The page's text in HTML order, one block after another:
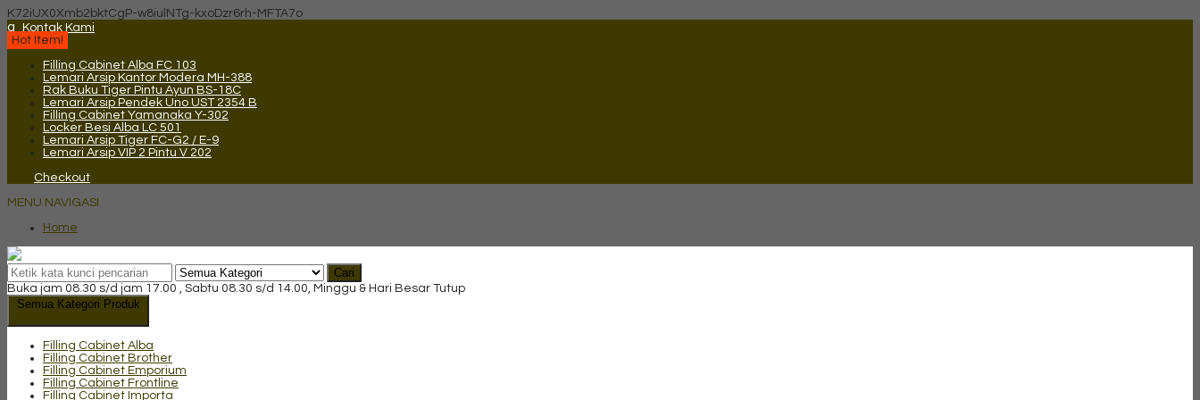
K72iUX0Xmb2bktCgP-w8iulNTg-kxoDzr6rh-MFTA7o
q
Kontak Kami
Hot Item!
Filling Cabinet Alba FC 103
Lemari Arsip Kantor Modera MH-388
Rak Buku Tiger Pintu Ayun BS-18C
Lemari Arsip Pendek Uno UST 2354 B
Filling Cabinet Yamanaka Y-302
Locker Besi Alba LC 501
Lemari Arsip Tiger FC-G2 / E-9
Lemari Arsip VIP 2 Pintu V 202
Checkout
MENU NAVIGASI
Home
Cari
Buka jam 08.30 s/d jam 17.00 , Sabtu 08.30 s/d 14.00, Minggu & Hari Besar Tutup
Semua Kategori Produk
Filling Cabinet Alba
Filling Cabinet Brother
Filling Cabinet Emporium
Filling Cabinet Frontline
Filling Cabinet Importa